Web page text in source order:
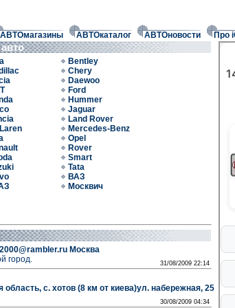
АВТОмагазины АВТОкаталог АВТОновости Про
авто
Bentley
Chery
Daewoo
Ford
Hummer
Jaguar
Land Rover
Mercedes-Benz
Opel
Rover
Smart
Tata
ВАЗ
Москвич
Москва
город.
31/08/2009 22:14
с. хотов (8 км от киева)ул. набережная, 25
30/08/2009 04:34